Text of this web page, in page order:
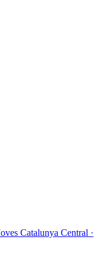
Catalunya Central ·